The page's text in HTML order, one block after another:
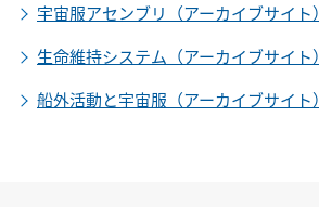
宇宙服アセンブリ（アーカイブサイト）
生命維持システム（アーカイブサイト）
船外活動と宇宙服（アーカイブサイト）